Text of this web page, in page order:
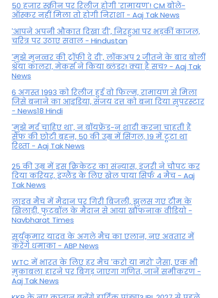
50 हजार स्क्रीन पर रिलीज होगी 'रामायण'! CM बोले-
ऑस्कर नहीं मिला तो होगी निराशा - Aaj Tak News
'आपने अपनी औकात दिखा दी', निरहुआ पर भड़कीं काजल,
चरित्र पर उठाए सवाल - Hindustan
'मुझे मुनव्वर की ट्रॉफी दे दी', लॉकअप 2 जीतने के बाद बोलीं
श्रेया कालरा, मेकर्स ने किया ब्लंडर! क्या है सच? - Aaj Tak
News
6 अगस्त 1993 को रिलीज हुई वो फिल्म, रामायण से मिला
जिसे बनाने का आइडिया, संजय दत्त को बना दिया सुपरस्टार
- News18 Hindi
'मुझे मर्द चाहिए था', न बॉयफ्रेंड-न शादी करना चाहती हैं
सैफ की छोटी बहन, 50 की उम्र में सिंगल, 19 में टूटा था
रिश्ता - Aaj Tak News
25 की उम्र में इस क्रिकेटर का संन्यास, इंजरी ने चौपट कर
दिया करियर, इंग्लैंड के लिए खेल पाया सिर्फ 4 मैच - Aaj
Tak News
लाइव मैच में मैदान पर गिरी बिजली, झुलस गए टीम के
खिलाड़ी, फुटबॉल के मैदान से आया खौफनाक वीडियो -
Navbharat Times
सूर्यकुमार यादव के अगले मैच का एलान, नए अवतार में
करेंगे धमाका - ABP News
WTC में भारत के लिए हर मैच 'करो या मरो' जैसा, एक भी
मुकाबला हारने पर बिगड़ जाएगा गण‍ित, जानें समीकरण -
Aaj Tak News